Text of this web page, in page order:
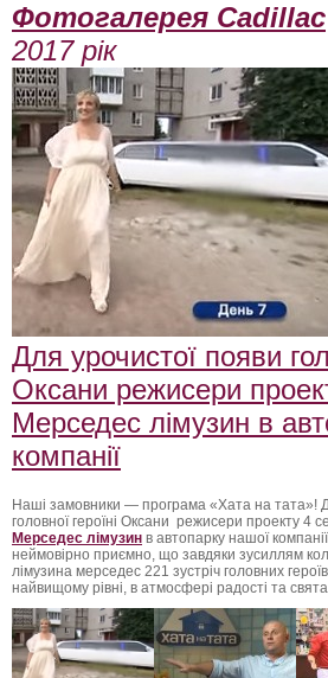
Фотогалерея Cadillac
2017 рік
Для урочистої появи
Оксани режисери
Мерседес лімузин в
компанії
Наші замовники — програма «Хата на тата»!
головної героїні Оксани режисери проекту 4
Мерседес лімузин в автопарку нашої
неймовірно приємно, що завдяки зусиллям
лімузина мерседес 221 зустріч головних
найвищому рівні, в атмосфері радості та